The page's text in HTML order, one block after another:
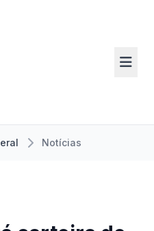
Notícias